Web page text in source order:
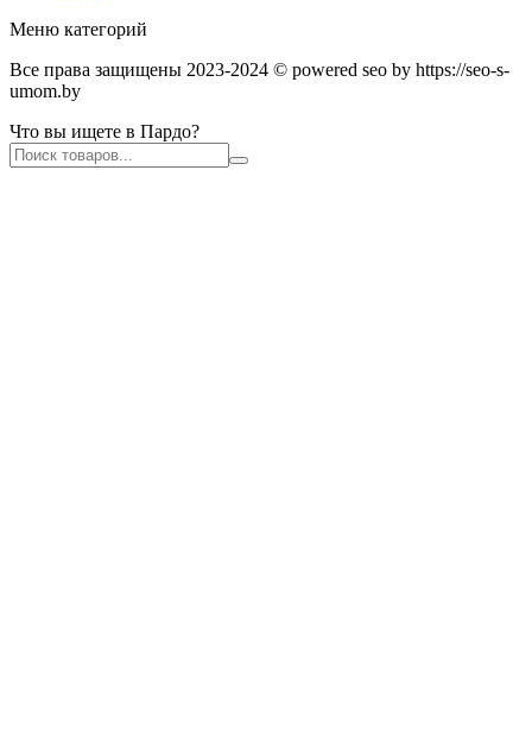
Меню категорий
Все права защищены 2023-2024 © powered seo by https://seo-s-
umom.by
Что вы ищете в Пардо?